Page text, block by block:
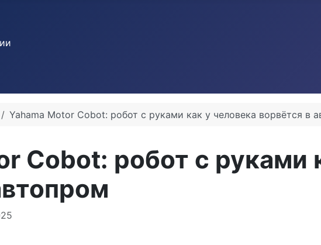
Yahama Motor Cobot: робот с руками как у человека ворвётся в
Cobot: робот с руками